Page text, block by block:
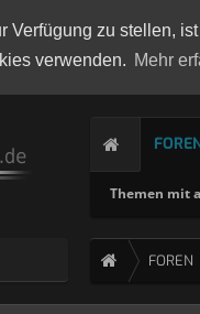
Verfügung zu stellen,
verwenden. Mehr
Themen mit
FOREN